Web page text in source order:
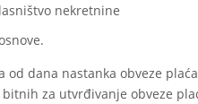
nekretnine
dana nastanka obveze
za utvrđivanje obveze